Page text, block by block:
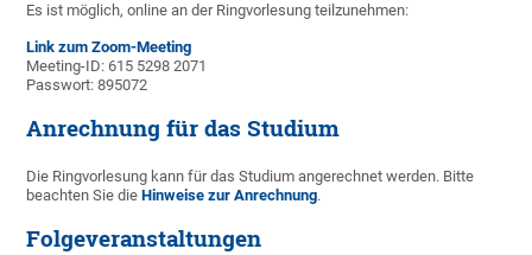
Es ist möglich, online an der Ring­vorlesung teil­zu­nehmen:
Link zum Zoom-Meeting
Meeting-ID: 615 5298 2071
Passwort: 895072
Anrechnung für das Studium
Die Ring­vorlesung kann für das Studium ange­rechnet werden. Bitte
beachten Sie dieHinweise zur Anrechnung.
Folgeveranstaltungen